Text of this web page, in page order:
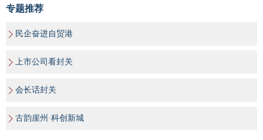
专题推荐
民企奋进自贸港
上市公司看封关
会长话封关
古韵崖州·科创新城